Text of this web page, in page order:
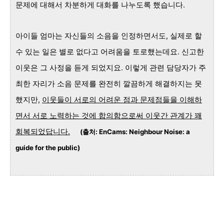
문제에 대해서 차분하게 대화를 나누도록 했습니다.
아이들 엄마는 자신들의 소음을 인정하면서도, 실제로 할
수 있는 일은 별로 없다고 어려움을 토로했는데요. 신고한
이웃은 그 사정을 듣게 되었지요. 이렇게 관련 담당자가 주
최한 자리가 소음 문제를 완전히 깔끔하게 해결하지는 못
했지만, 이웃들이 서로의 어려운 점과 문제점들을 이해하
면서 서로 노력하는 것에 합의함으로써 이웃간 관계가 꽤
회복되었답니다.
(출처: EnCams: Neighbour Noise: a
guide for the public)